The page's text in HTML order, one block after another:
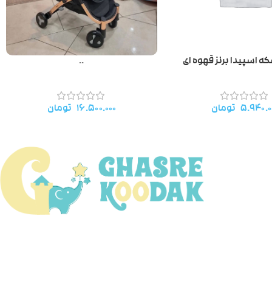
اسپیدا برنز قهوه ای
تومان
..
۱۶.۵۰۰.۰۰۰ تومان